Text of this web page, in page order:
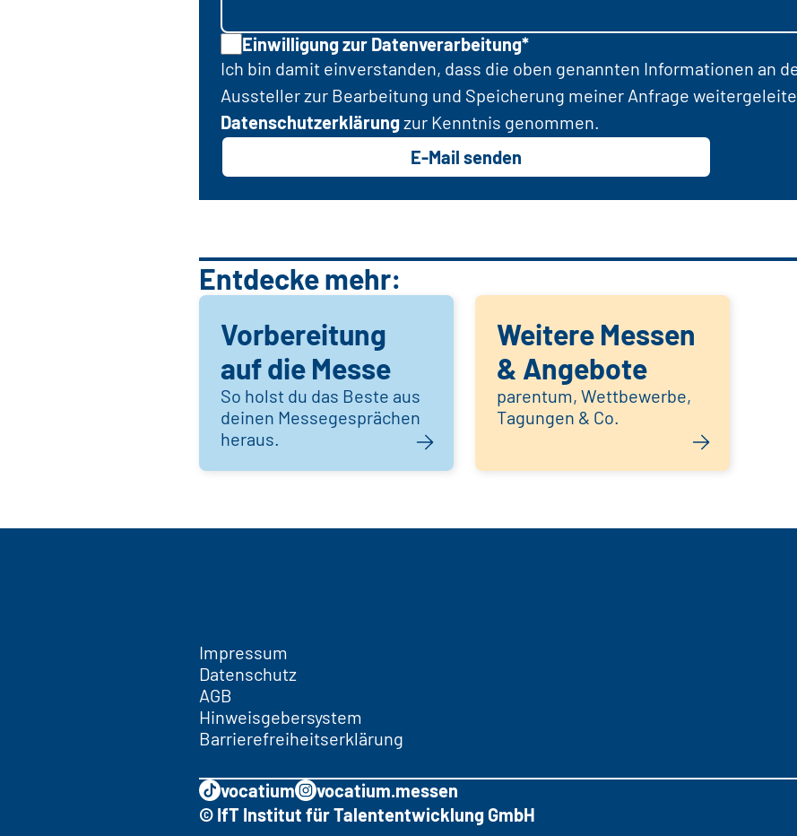
Einwilligung zur Datenverarbeitung*
Ich bin damit einverstanden, dass die oben genannten Informationen an
Aussteller zur Bearbeitung und Speicherung meiner Anfrage
Datenschutzerklärungzur Kenntnis genommen.
E-Mail senden
Entdecke mehr:
Vorbereitung
auf die Messe
So holst du das Beste aus
deinen Messegesprächen
heraus.
Weitere Messen
& Angebote
parentum, Wettbewerbe,
Tagungen & Co.
Impressum
Datenschutz
AGB
Hinweisgebersystem
Barrierefreiheitserklärung
vocatium
vocatium.messen
© IfT Institut für Talententwicklung GmbH